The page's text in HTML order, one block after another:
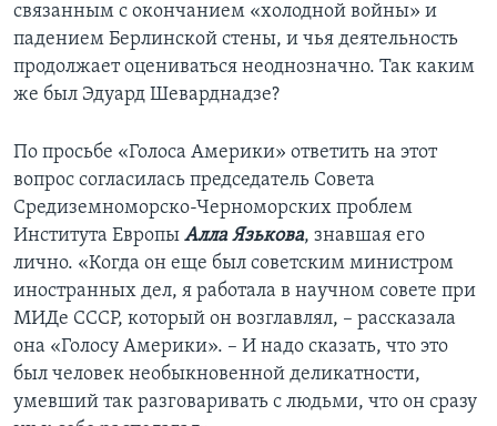
связанным с окончанием «холодной войны» и
падением Берлинской стены, и чья деятельность
продолжает оцениваться неоднозначно. Так каким
же был Эдуард Шеварднадзе?
По просьбе «Голоса Америки» ответить на этот
вопрос согласилась председатель Совета
Средиземноморско-Черноморских проблем
Института Европы Алла Язькова, знавшая его
лично. «Когда он еще был советским министром
иностранных дел, я работала в научном совете при
МИДе СССР, который он возглавлял, – рассказала
она «Голосу Америки». – И надо сказать, что это
был человек необыкновенной деликатности,
умевший так разговаривать с людьми, что он сразу